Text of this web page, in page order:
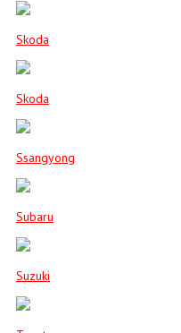
Skoda
Skoda
Ssangyong
Subaru
Suzuki